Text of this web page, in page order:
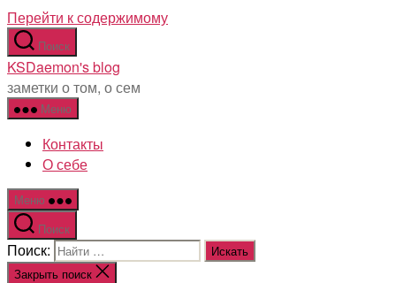
Перейти к содержимому
Поиск
KSDaemon's blog
заметки о том, о сем
Меню
Контакты
О себе
Меню
Поиск
Поиск:
Закрыть поиск